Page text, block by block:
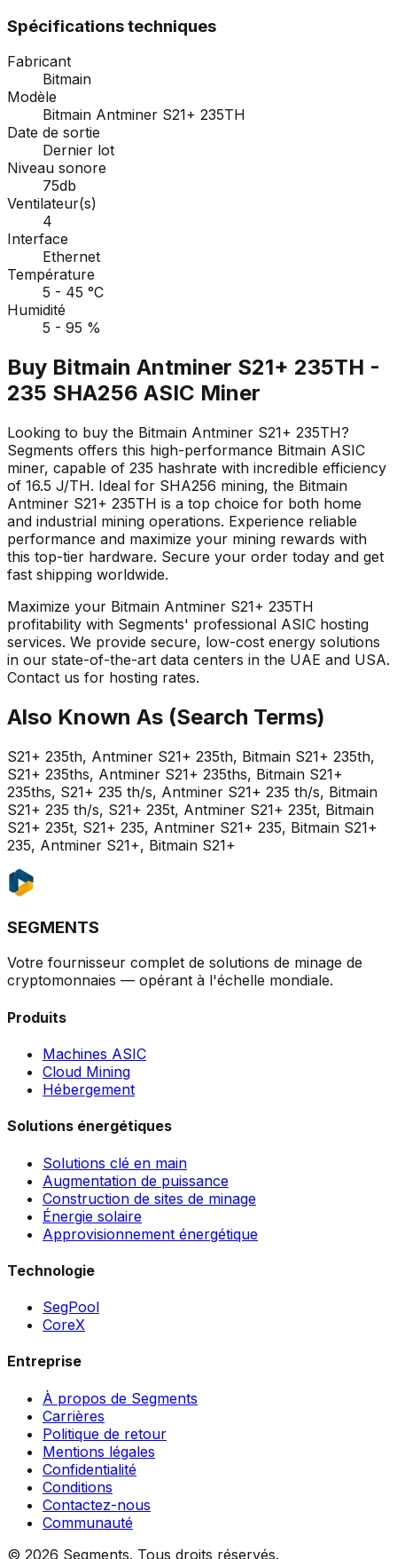
Spécifications techniques
Fabricant
Bitmain
Modèle
Bitmain Antminer S21+ 235TH
Date de sortie
Dernier lot
Niveau sonore
75db
Ventilateur(s)
4
Interface
Ethernet
Température
5 - 45 °C
Humidité
5 - 95 %
Buy Bitmain Antminer S21+ 235TH -
235 SHA256 ASIC Miner
Looking to buy the Bitmain Antminer S21+ 235TH?
Segments offers this high-performance Bitmain ASIC
miner, capable of 235 hashrate with incredible efficiency
of 16.5 J/TH. Ideal for SHA256 mining, the Bitmain
Antminer S21+ 235TH is a top choice for both home
and industrial mining operations. Experience reliable
performance and maximize your mining rewards with
this top-tier hardware. Secure your order today and get
fast shipping worldwide.
Maximize your Bitmain Antminer S21+ 235TH
profitability with Segments' professional ASIC hosting
services. We provide secure, low-cost energy solutions
in our state-of-the-art data centers in the UAE and USA.
Contact us for hosting rates.
Also Known As (Search Terms)
S21+ 235th, Antminer S21+ 235th, Bitmain S21+ 235th,
S21+ 235ths, Antminer S21+ 235ths, Bitmain S21+
235ths, S21+ 235 th/s, Antminer S21+ 235 th/s, Bitmain
S21+ 235 th/s, S21+ 235t, Antminer S21+ 235t, Bitmain
S21+ 235t, S21+ 235, Antminer S21+ 235, Bitmain S21+
235, Antminer S21+, Bitmain S21+
SEGMENTS
Votre fournisseur complet de solutions de minage de
cryptomonnaies — opérant à l'échelle mondiale.
Produits
Machines ASIC
Cloud Mining
Hébergement
Solutions énergétiques
Solutions clé en main
Augmentation de puissance
Construction de sites de minage
Énergie solaire
Approvisionnement énergétique
Technologie
SegPool
CoreX
Entreprise
À propos de Segments
Carrières
Politique de retour
Mentions légales
Confidentialité
Conditions
Contactez-nous
Communauté
© 2026 Segments. Tous droits réservés.